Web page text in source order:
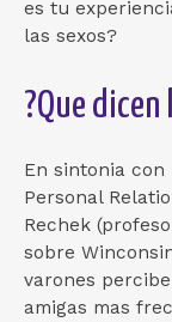
es tu
las sexos?
?Que
En sintonia con
Personal
Rechek
sobre
varones
amigas mas